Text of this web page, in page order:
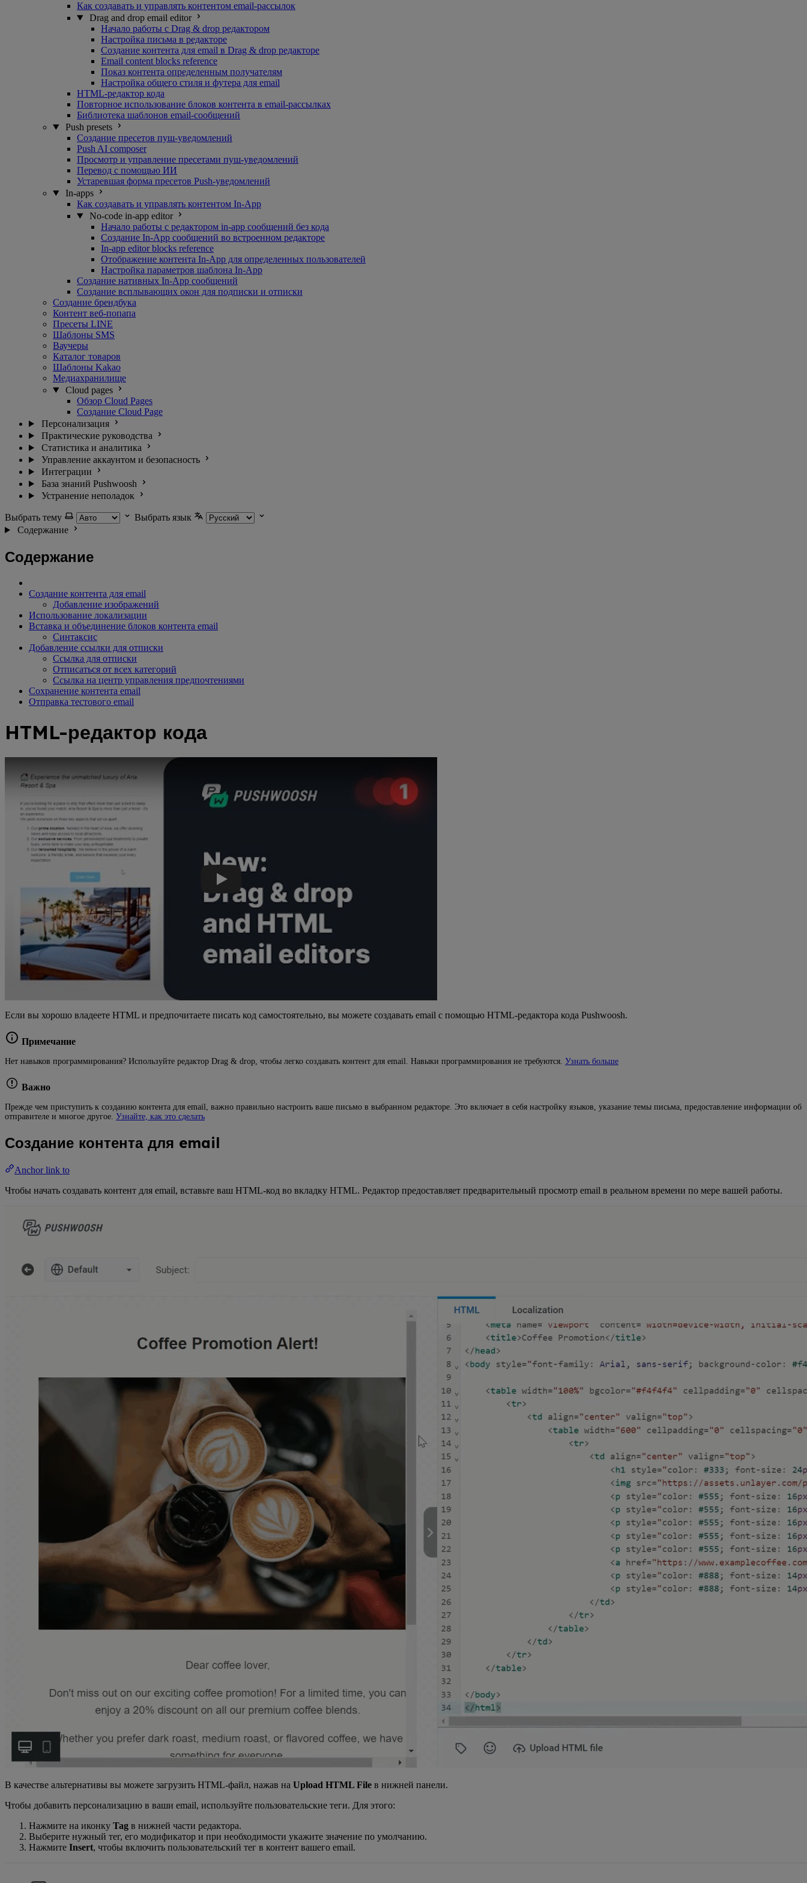
Как создавать и управлять контентом email-рассылок
Drag and drop email editor
Начало работы с Drag & drop редактором
Настройка письма в редакторе
Создание контента для email в Drag & drop редакторе
Email content blocks reference
Показ контента определенным получателям
Настройка общего стиля и футера для email
HTML-редактор кода
Повторное использование блоков контента в email-рассылках
Библиотека шаблонов email-сообщений
Push presets
Создание пресетов пуш-уведомлений
Push AI composer
Просмотр и управление пресетами пуш-уведомлений
Перевод с помощью ИИ
Устаревшая форма пресетов Push-уведомлений
In-apps
Как создавать и управлять контентом In-App
No-code in-app editor
Начало работы с редактором in-app сообщений без кода
Создание In-App сообщений во встроенном редакторе
In-app editor blocks reference
Отображение контента In-App для определенных пользователей
Настройка параметров шаблона In-App
Создание нативных In-App сообщений
Создание всплывающих окон для подписки и отписки
Создание брендбука
Контент веб-попапа
Пресеты LINE
Шаблоны SMS
Ваучеры
Каталог товаров
Шаблоны Kakao
Медиахранилище
Cloud pages
Обзор Cloud Pages
Создание Cloud Page
Персонализация
Практические руководства
Статистика и аналитика
Управление аккаунтом и безопасность
Интеграции
База знаний Pushwoosh
Устранение неполадок
Выбрать тему
Выбрать язык
Содержание
Содержание
Создание контента для email
Добавление изображений
Использование локализации
Вставка и объединение блоков контента email
Синтаксис
Добавление ссылки для отписки
Ссылка для отписки
Отписаться от всех категорий
Ссылка на центр управления предпочтениями
Сохранение контента email
Отправка тестового email
HTML-редактор кода
Видео на Youtube: Создание контента для email с нуля с помощью HTML
Если вы хорошо владеете HTML и предпочитаете писать код самостоятельно, вы можете создавать email с помощью HTML-редактора кода Pushwoosh.
Примечание
Нет навыков программирования? Используйте редактор Drag & drop, чтобы легко создавать контент для email. Навыки программирования не требуются. Узнать больше
Важно
Прежде чем приступить к созданию контента для email, важно правильно настроить ваше письмо в выбранном редакторе. Это включает в себя настройку языков, указание темы письма, предоставление информации об
отправителе и многое другое. Узнайте, как это сделать
Создание контента для email
Anchor link to
Чтобы начать создавать контент для email, вставьте ваш HTML-код во вкладку HTML. Редактор предоставляет предварительный просмотр email в реальном времени по мере вашей работы.
В качестве альтернативы вы можете загрузить HTML-файл, нажав на Upload HTML File в нижней панели.
Чтобы добавить персонализацию в ваши email, используйте пользовательские теги. Для этого:
Нажмите на иконку Tag в нижней части редактора.
Выберите нужный тег, его модификатор и при необходимости укажите значение по умолчанию.
Нажмите Insert, чтобы включить пользовательский тег в контент вашего email.